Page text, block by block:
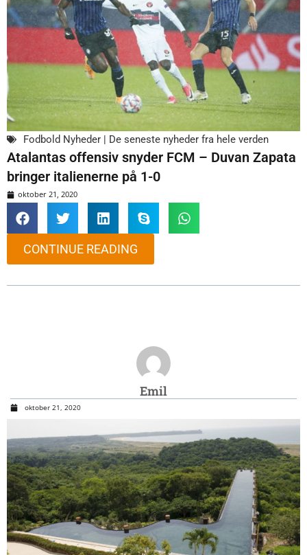
Fodbold Nyheder | De seneste nyheder fra hele verden
Atalantas offensiv snyder FCM – Duvan Zapata
bringer italienerne på 1-0
oktober 21, 2020
CONTINUE READING
Emil
oktober 21, 2020